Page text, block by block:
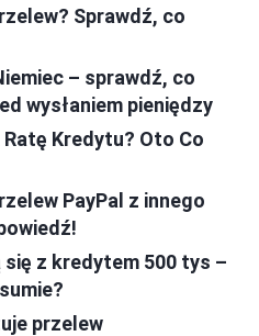
Sprawdź, co
– sprawdź, co
wysłaniem pieniędzy
Ratę Kredytu? Oto Co
PayPal z innego
z kredytem 500 tys –
przelew